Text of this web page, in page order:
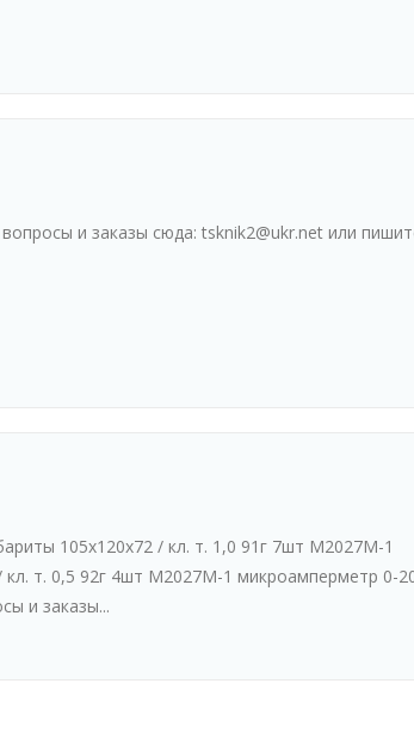
и заказы сюда: tsknik2@ukr.net или
105х120х72 / кл. т. 1,0 91г 7шт М2027М-1
т. 0,5 92г 4шт М2027М-1 микроамперметр 0-
и заказы...